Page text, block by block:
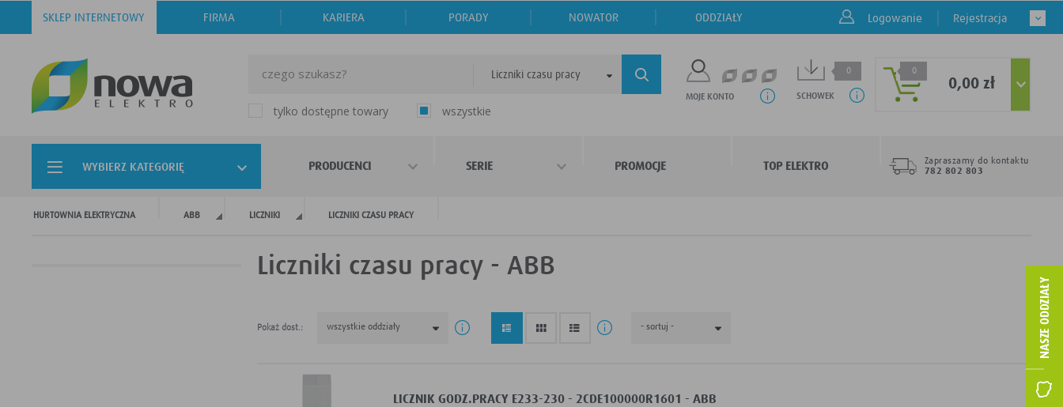
SKLEP INTERNETOWY FIRMA KARIERA PORADY NOWATOR ODDZIAŁY Logowanie Rejestracja
Liczniki czasu pracy
tylko dostępne towary wszystkie
MOJE KONTO SCHOWEK
0 0
0,00 zł
WYBIERZ KATEGORIĘ PRODUCENCI SERIE PROMOCJE TOP ELEKTRO
Zapraszamy do kontaktu
782 802 803
HURTOWNIA ELEKTRYCZNA ABB LICZNIKI LICZNIKI CZASU PRACY
Liczniki czasu pracy - ABB
Pokaż dost.: wszystkie oddziały - sortuj -
LICZNIK GODZ.PRACY E233-230 - 2CDE100000R1601 - ABB